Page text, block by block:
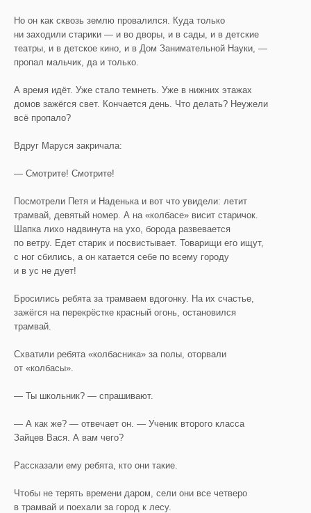
Но он как сквозь землю провалился. Куда только
ни заходили старики — и во дворы, и в сады, и в детские
театры, и в детское кино, и в Дом Занимательной Науки, —
пропал мальчик, да и только.
А время идёт. Уже стало темнеть. Уже в нижних этажах
домов зажёгся свет. Кончается день. Что делать? Неужели
всё пропало?
Вдруг Маруся закричала:
— Смотрите! Смотрите!
Посмотрели Петя и Наденька и вот что увидели: летит
трамвай, девятый номер. А на «колбасе» висит старичок.
Шапка лихо надвинута на ухо, борода развевается
по ветру. Едет старик и посвистывает. Товарищи его ищут,
с ног сбились, а он катается себе по всему городу
и в ус не дует!
Бросились ребята за трамваем вдогонку. На их счастье,
зажёгся на перекрёстке красный огонь, остановился
трамвай.
Схватили ребята «колбасника» за полы, оторвали
от «колбасы».
— Ты школьник? — спрашивают.
— А как же? — отвечает он. — Ученик второго класса
Зайцев Вася. А вам чего?
Рассказали ему ребята, кто они такие.
Чтобы не терять времени даром, сели они все четверо
в трамвай и поехали за город к лесу.